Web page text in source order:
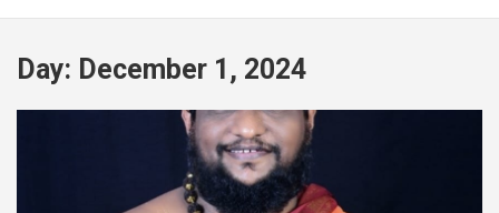
t
Day: December 1, 2024